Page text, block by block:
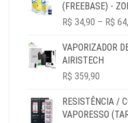
(FREEBASE) -
R$ 34,90 – R$
VAPORIZADOR
AIRISTECH
R$ 359,90
RESISTÊNCIA /
VAPORESSO